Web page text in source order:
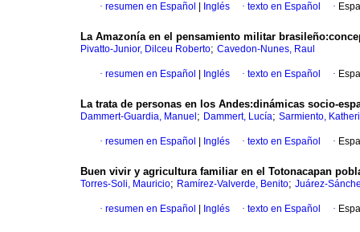
· resumen en Español Inglés · texto en Español ·
La Amazonía en el pensamiento militar
Pivatto-Junior, Dilceu Roberto; Cavedon-Nunes, Raul
· resumen en Español Inglés · texto en Español ·
La trata de personas en los Andes:dinámicas socio-
Dammert-Guardia, Manuel ; Dammert, Lucía; Sarmiento,
· resumen en Español Inglés · texto en Español ·
Buen vivir y agricultura familiar en el Totonacapan
Torres-Soli, Mauricio; Ramírez-Valverde, Benito; Juárez-
· resumen en Español Inglés · texto en Español ·